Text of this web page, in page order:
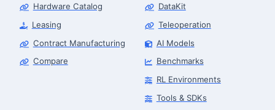
Hardware Catalog
Leasing
Contract Manufacturing
Compare
DataKit
Teleoperation
AI Models
Benchmarks
RL Environments
Tools & SDKs